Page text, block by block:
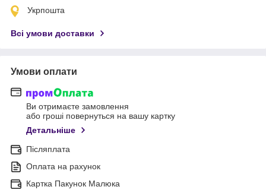
Укрпошта
Всі умови доставки
Умови оплати
Ви отримаєте замовлення
або гроші повернуться на вашу картку
Детальніше
Післяплата
Оплата на рахунок
Картка Пакунок Малюка